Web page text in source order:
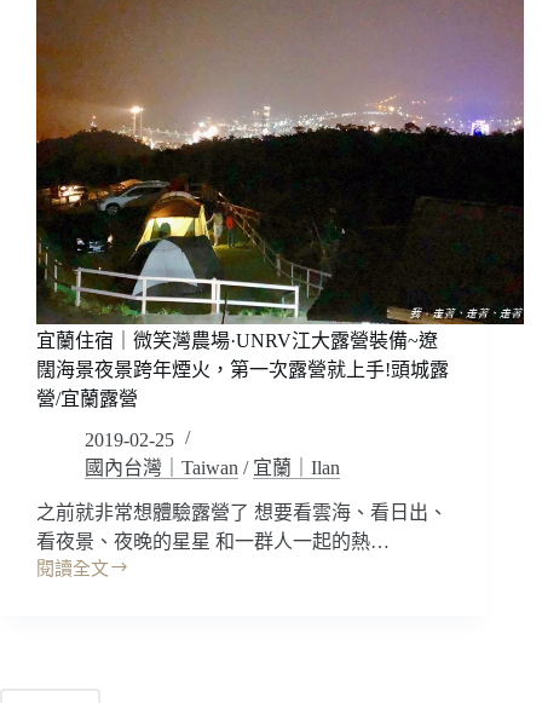
拍
角
湖
步
道，
手
負
重
野
營
找
十
七
歲
少
女
松
羅
湖
宜蘭住宿｜微笑灣農場·UNRV江大露營裝備~遼
闊海景夜景跨年煙火，第一次露營就上手!頭城露
營/宜蘭露營
2019-02-25
國內台灣｜Taiwan / 宜蘭｜Ilan
之前就非常想體驗露營了 想要看雲海、看日出、
看夜景、夜晚的星星 和一群人一起的熱…
閱讀全文
宜